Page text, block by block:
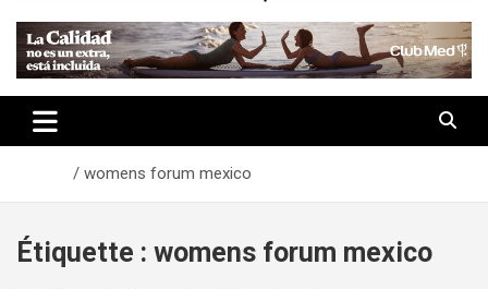
womens forum mexico
Étiquette : womens forum mexico